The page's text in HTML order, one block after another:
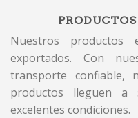
Nuestros productos
exportados. Con
transporte confiable,
productos lleguen
excelentes condiciones.